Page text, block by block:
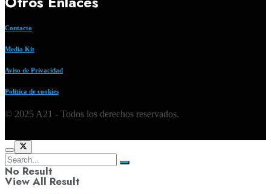
Contacto
Media Kit
Aviso de Privacidad
Política de cookies
© 2025 A21 - Todos los derechos reservados.
No Result
View All Result